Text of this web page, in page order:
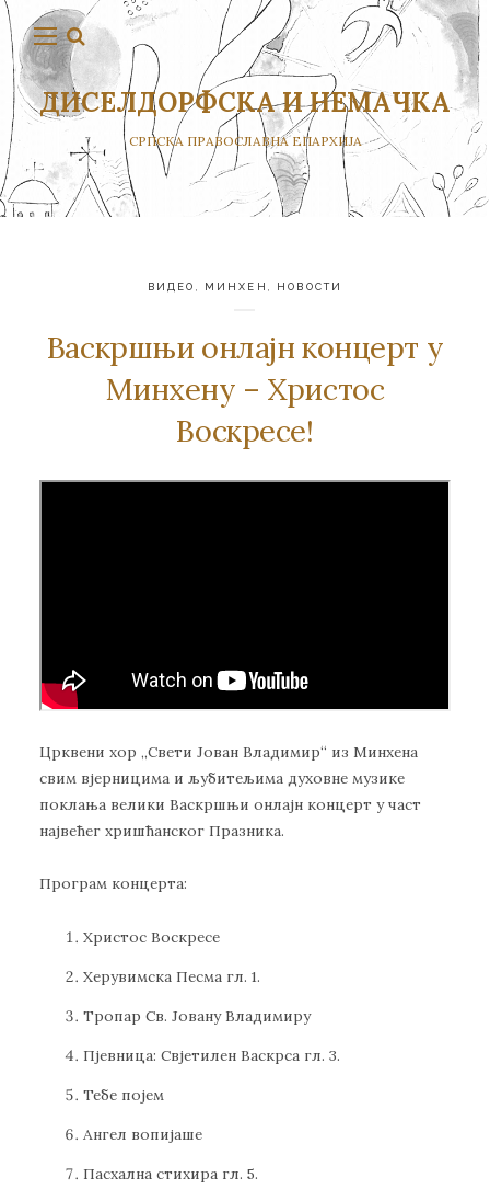
ДИСЕЛДОРФСКА И НЕМАЧКА
СРПСКА ПРАВОСЛАВНА ЕПАРХИЈА
ВИДЕО МИНХЕН НОВОСТИ
Васкршњи онлајн концерт у
Минхену – Христос
Воскресе!
Црквени хор ,,Свети Јован Владимир“ из Минхена
свим вјерницима и љубитељима духовне музике
поклања велики Васкршњи онлајн концерт у част
највећег хришћанског Празника.
Програм концерта:
Христос Воскресе
Херувимска Песма гл. 1.
Тропар Св. Јовану Владимиру
Пјевница: Свјетилен Васкрса гл. 3.
Тебе појем
Ангел вопијаше
Пасхална стихира гл. 5.